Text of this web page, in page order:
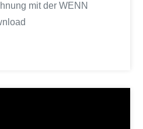
mit der WENN